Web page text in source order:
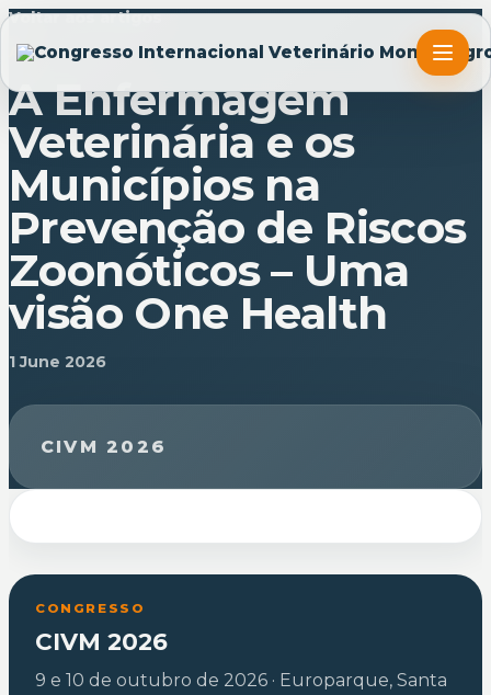
Voltar aos artigos
ARTIGO
A Enfermagem
Veterinária e os
Municípios na
Prevenção de Riscos
Zoonóticos – Uma
visão One Health
1 June 2026
CIVM 2026
CONGRESSO
CIVM 2026
9 e 10 de outubro de 2026 · Europarque, Santa